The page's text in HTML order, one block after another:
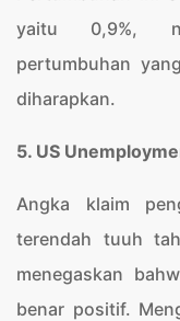
yaitu 0,9%,
pertumbuhan
diharapkan.
5. US
Angka klaim
terendah tuuh
menegaskan
benar positif.